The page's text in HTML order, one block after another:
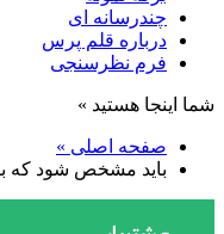
چندرسانه ای
درباره قلم پرس
فرم نظرسنجی
شما اینجا هستید »
صفحه اصلی »
باید مشخص شود که